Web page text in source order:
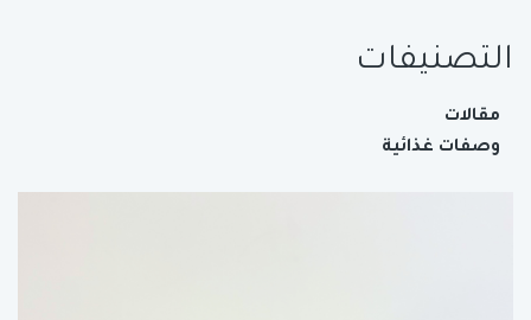
التصنيفات
مقالات
وصفات غذائية